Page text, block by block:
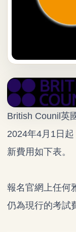
British Counil英
2024年4月1日
新費用如下表。
報名官網上任何
仍為現行的考試